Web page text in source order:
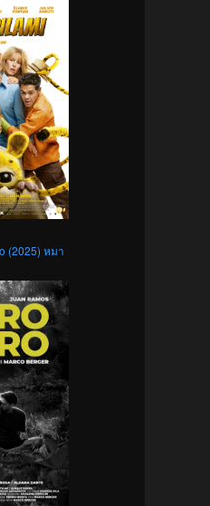
(2025) หมา